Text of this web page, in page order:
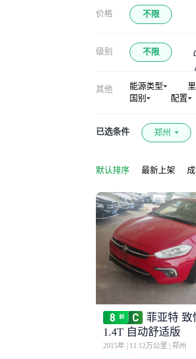
价格 不限
级别 不限
其他 能源类型
国别
配置
已选条件 郑州
默认排序 最新上架
菲亚特 致
1.4T 自动舒适版
2015年 11.12万公里 郑州